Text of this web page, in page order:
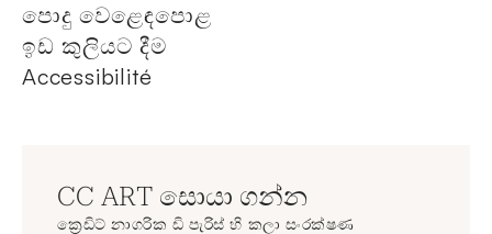
පොදු වෙළෙඳපොළ
ඉඩ කුලියට දීම
Accessibilité
CC ART සොයා ගන්න
ක්‍රෙඩිට් නාගරික ඩි පැරිස් හි කලා සංරක්ෂණ